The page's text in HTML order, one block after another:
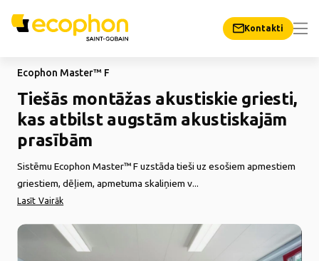
Kontakti
Ecophon Master™ F
Tiešās montāžas akustiskie griesti,
kas atbilst augstām akustiskajām
prasībām
Sistēmu Ecophon Master™ F uzstāda tieši uz esošiem apmestiem
griestiem, dēļiem, apmetuma skaliņiem v...
Lasīt Vairāk